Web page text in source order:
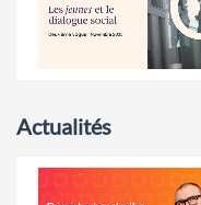
Actualités